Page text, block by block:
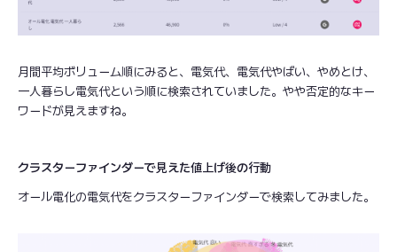
月間平均ボリューム順にみると、電気代、電気代やばい、やめとけ、
一人暮らし電気代という順に検索されていました。やや否定的なキー
ワードが見えますね。
クラスターファインダーで見えた値上げ後の行動
オール電化の電気代をクラスターファインダーで検索してみました。